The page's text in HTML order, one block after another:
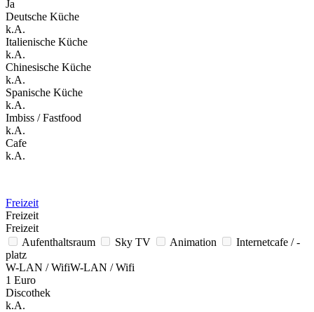
Ja
Deutsche Küche
k.A.
Italienische Küche
k.A.
Chinesische Küche
k.A.
Spanische Küche
k.A.
Imbiss / Fastfood
k.A.
Cafe
k.A.
Freizeit
Freizeit
Freizeit
Aufenthaltsraum
Sky TV Animation
Internetcafe / -
platz
W-LAN / WifiW-LAN / Wifi
1 Euro
Discothek
k.A.